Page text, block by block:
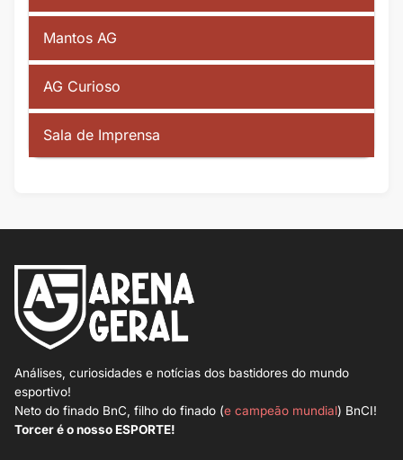
Mantos AG
AG Curioso
Sala de Imprensa
Análises, curiosidades e notícias dos bastidores do mundo
esportivo!
Neto do finado BnC, filho do finado (e campeão mundial) BnCI!
Torcer é o nosso ESPORTE!